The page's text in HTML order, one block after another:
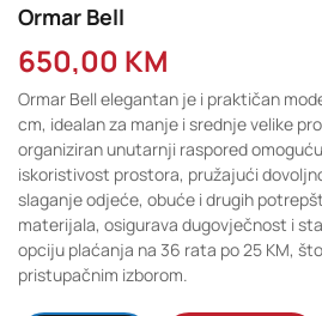
Ormar Bell
650,00 KM
Ormar Bell elegantan je i praktičan
cm, idealan za manje i srednje velike
organiziran unutarnji raspored
iskoristivost prostora, pružajući
slaganje odjeće, obuće i drugih
materijala, osigurava dugovječnost i
opciju plaćanja na 36 rata po 25 KM,
pristupačnim izborom.